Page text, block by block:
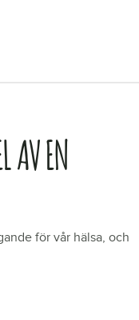
AV EN
för vår hälsa, och